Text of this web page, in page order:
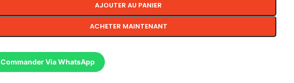
AJOUTER AU PANIER
ACHETER MAINTENANT
Commander Via WhatsApp